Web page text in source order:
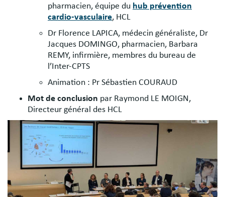
pharmacien, équipe du hub prévention
cardio-vasculaire, HCL
Dr Florence LAPICA, médecin généraliste, Dr
Jacques DOMINGO, pharmacien, Barbara
REMY, infirmière, membres du bureau de
l’Inter-CPTS
Animation : Pr Sébastien COURAUD
Mot de conclusion par Raymond LE MOIGN,
Directeur général des HCL
Image